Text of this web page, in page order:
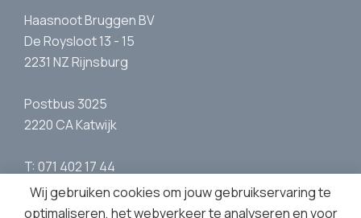
Haasnoot Bruggen BV
De Roysloot 13 - 15
2231 NZ Rijnsburg
Postbus 3025
2220 CA Katwijk
T: 071 402 17 44
E:info@haasnootbruggen.nl
Wij gebruiken cookies om jouw gebruikservaring te
optimaliseren, het webverkeer te analyseren en voor